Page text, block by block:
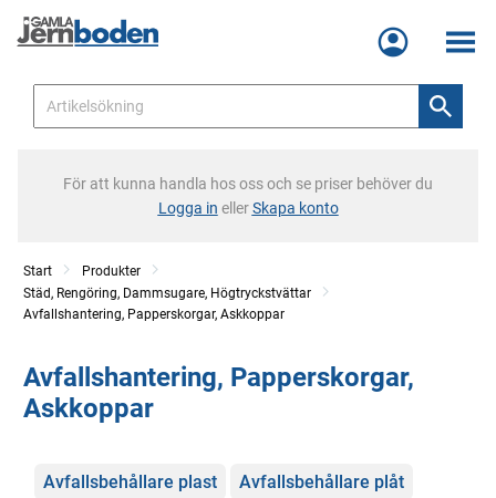
Meny
För att kunna handla hos oss och se priser behöver du
Logga in ellerSkapa konto
Start
Produkter
Städ, Rengöring, Dammsugare, Högtryckstvättar
Avfallshantering, Papperskorgar, Askkoppar
Avfallshantering, Papperskorgar,
Askkoppar
Kategorier
Avfallsbehållare plast Avfallsbehållare plåt